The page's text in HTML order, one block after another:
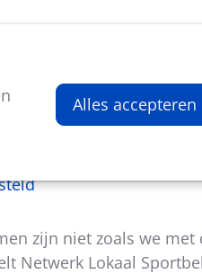
Alles accepteren
zijn niet zoals we met
Netwerk Lokaal